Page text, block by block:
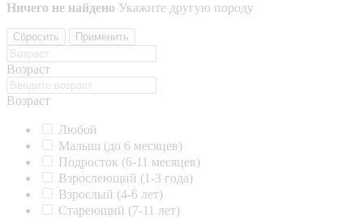
Ничего не найдено Укажите другую породу
Сбросить Применить
Возраст
Возраст
Любой
Малыш (до 6 месяцев)
Подросток (6-11 месяцев)
Взрослеющий (1-3 года)
Взрослый (4-6 лет)
Стареющий (7-11 лет)